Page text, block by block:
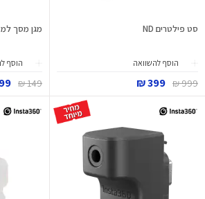
סט פילטרים ND
הוסף להשוואה
999 ₪
399 ₪
מגן מסך
הוסף
149 ₪
99 ₪